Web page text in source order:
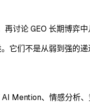
讨论 GEO 长期博弈中
它们不是从弱到强的
Mention、情感分析、